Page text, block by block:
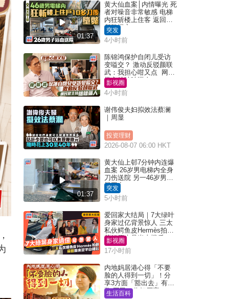
01:37
黄大仙血案│内情曝光 死
者对噪音非常敏感 电梯
内狂斩楼上住客 返回住
所堕楼亡
突发
4小时前
陈锦鸿保护自闭儿受访
变嗌交？ 激动反驳颜联
武：我担心咁又点 网民
批主持咄咄逼人
影视圈
4小时前
谢伟俊夫妇拟效法蔡澜
｜周显
投资理财
2026-08-07 06:00 HKT
01:37
黄大仙上邨7分钟内连爆
血案 26岁男电梯内全身
刀伤送院 另一46岁男倒
毙平台
突发
5小时前
爱回家大结局｜7大绿叶
身家过亿背景惊人 三太
私伙鳄鱼皮Hermès拍剧
苏姐原来是半山楼后
影视圈
17小时前
内地妈居港心得「不要
脸的人得到一切」！分
享3方面「豁出去」有著
数 网民：你好厉害
生活百科